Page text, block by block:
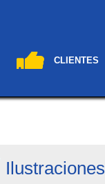
CLIENTES
Ilustraciones